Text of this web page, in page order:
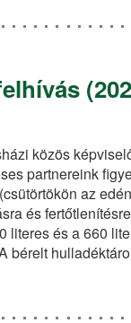
engedélyek
szerződés
rendek
közös
partnereink
az
és
literes és a 660
bérelt